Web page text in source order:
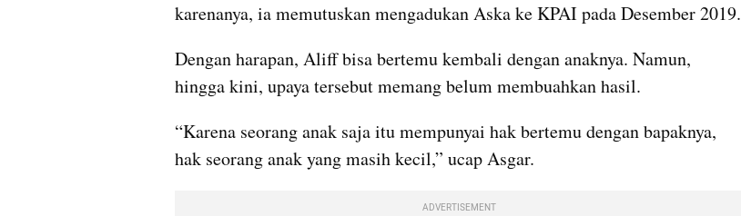
karenanya, ia memutuskan mengadukan Aska ke KPAI pada Desember 2019.
Dengan harapan, Aliff bisa bertemu kembali dengan anaknya. Namun,
hingga kini, upaya tersebut memang belum membuahkan hasil.
“Karena seorang anak saja itu mempunyai hak bertemu dengan bapaknya,
hak seorang anak yang masih kecil,” ucap Asgar.
ADVERTISEMENT